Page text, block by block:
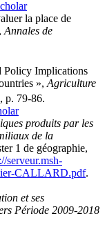
la place de
Annales de
Policy Implications
», Agriculture
p. 79-86.
produits par les
de la
1 de géographie,
serveur.msh-
CALLARD.pdf.
et ses
Période 2009-2018